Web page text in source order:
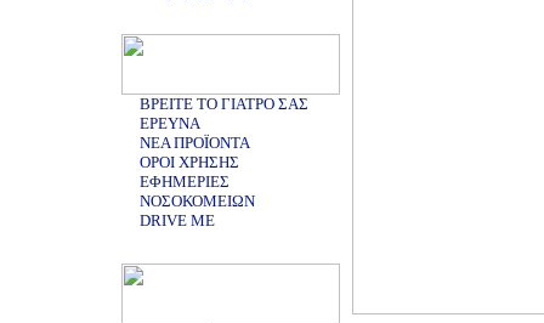
ΒΡΕΙΤΕ ΤΟ ΓΙΑΤΡΟ ΣΑΣ
ΕΡΕΥΝΑ
ΝΕΑ ΠΡΟΪΟΝΤΑ
ΟΡΟΙ ΧΡΗΣΗΣ
ΕΦΗΜΕΡΙΕΣ
ΝΟΣΟΚΟΜΕΙΩΝ
DRIVE ME